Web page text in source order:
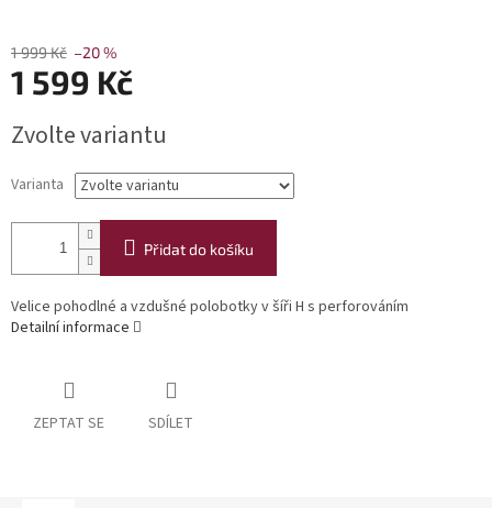
1 999 Kč –20 %
1 599 Kč
cena:
Zvolte variantu
Varianta
Přidat do košíku
Velice pohodlné a vzdušné polobotky v šíři H s perforováním
Detailní informace
ZEPTAT SE SDÍLET